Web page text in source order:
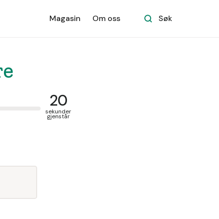
Magasin Om oss Søk
20
sekunder
gjenstår